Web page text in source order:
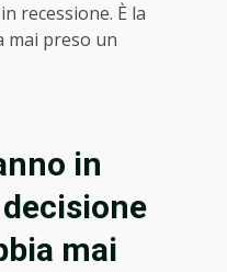
recessione. È la
mai preso un
in
mai